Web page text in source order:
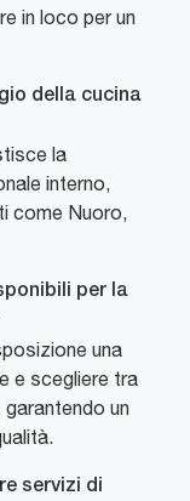
in loco per un
della cucina
la
interno,
come Nuoro,
per la
una
e scegliere tra
un
servizi di